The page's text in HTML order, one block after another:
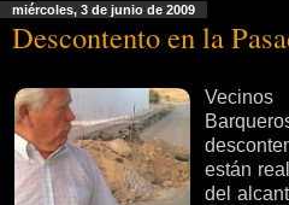
miércoles, 3 de junio de 2009
Descontento en la
están
del